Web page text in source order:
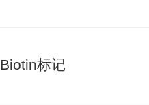
Biotin标记